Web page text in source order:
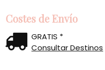
Costes de Envío
GRATIS *
Consultar Destinos